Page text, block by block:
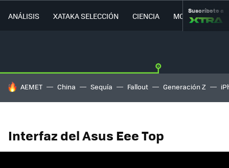
ANÁLISIS XATAKA SELECCIÓN CIENCIA MOVILIDAD
Suscríbete a
HOY SE HABLA DE
AEMET China Sequía Fallout Generación Z
Interfaz del Asus Eee Top